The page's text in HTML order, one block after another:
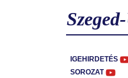
IGEHIRDETÉS
SOROZAT